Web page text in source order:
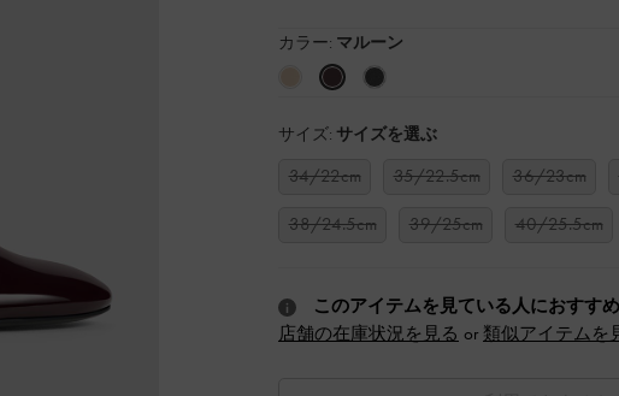
カラー: マルーン
サイズ: サイズを選ぶ
34/22cm 35/22.5cm 36/23cm
38/24.5cm
39/25cm 40/25.5cm
このアイテムを見ている人におすすめ
店舗の在庫状況を見る or 類似アイテムを